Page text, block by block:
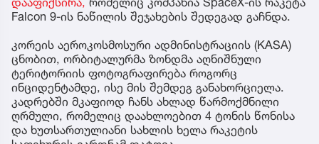
Falcon 9-ის ნაწილის შეჯახების შედეგად გაჩნდა.
კორეის აეროკოსმოსური ადმინისტრაციის (KASA)
ცნობით, ორბიტალურმა ზონდმა აღნიშნული
ტერიტორიის ფოტოგრაფირება როგორც
ინციდენტამდე, ისე მის შემდეგ განახორციელა.
კადრებში მკაფიოდ ჩანს ახლად წარმოქმნილი
ღრმული, რომელიც დაახლოებით 4 ტონის წონისა
და ხუთსართულიანი სახლის ხელა რაკეტის